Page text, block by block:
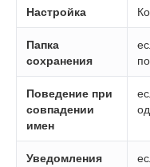
Настройка
Папка
сохранения
Поведение при
совпадении
имен
Уведомления